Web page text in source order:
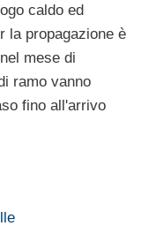
caldo ed
la propagazione è
mese di
ramo vanno
fino all'arrivo